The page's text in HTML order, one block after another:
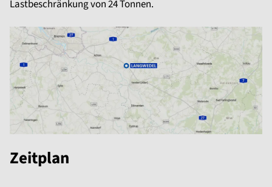
Lastbeschränkung von 24 Tonnen.
Zeitplan